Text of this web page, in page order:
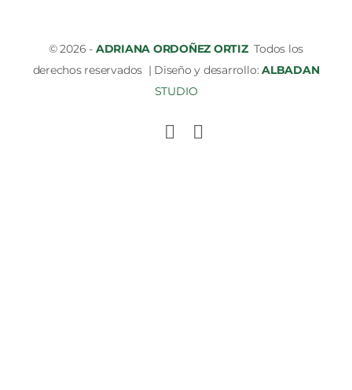
© 2026 - ADRIANA ORDOÑEZ ORTIZTodos los
derechos reservados | Diseño y desarrollo:ALBADAN
STUDIO